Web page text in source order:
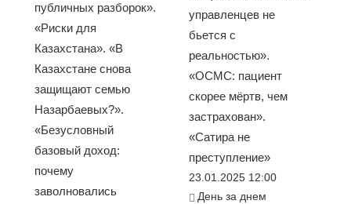
публичных разборок».
«Риски для
Казахстана». «В
Казахстане снова
защищают семью
Назарбаевых?».
«Безусловный
базовый доход:
почему
заволновались
управленцев не
бьется с
реальностью».
«ОСМС: пациент
скорее мёртв, чем
застрахован».
«Сатира не
преступление»
23.01.2025 12:00
День за днем